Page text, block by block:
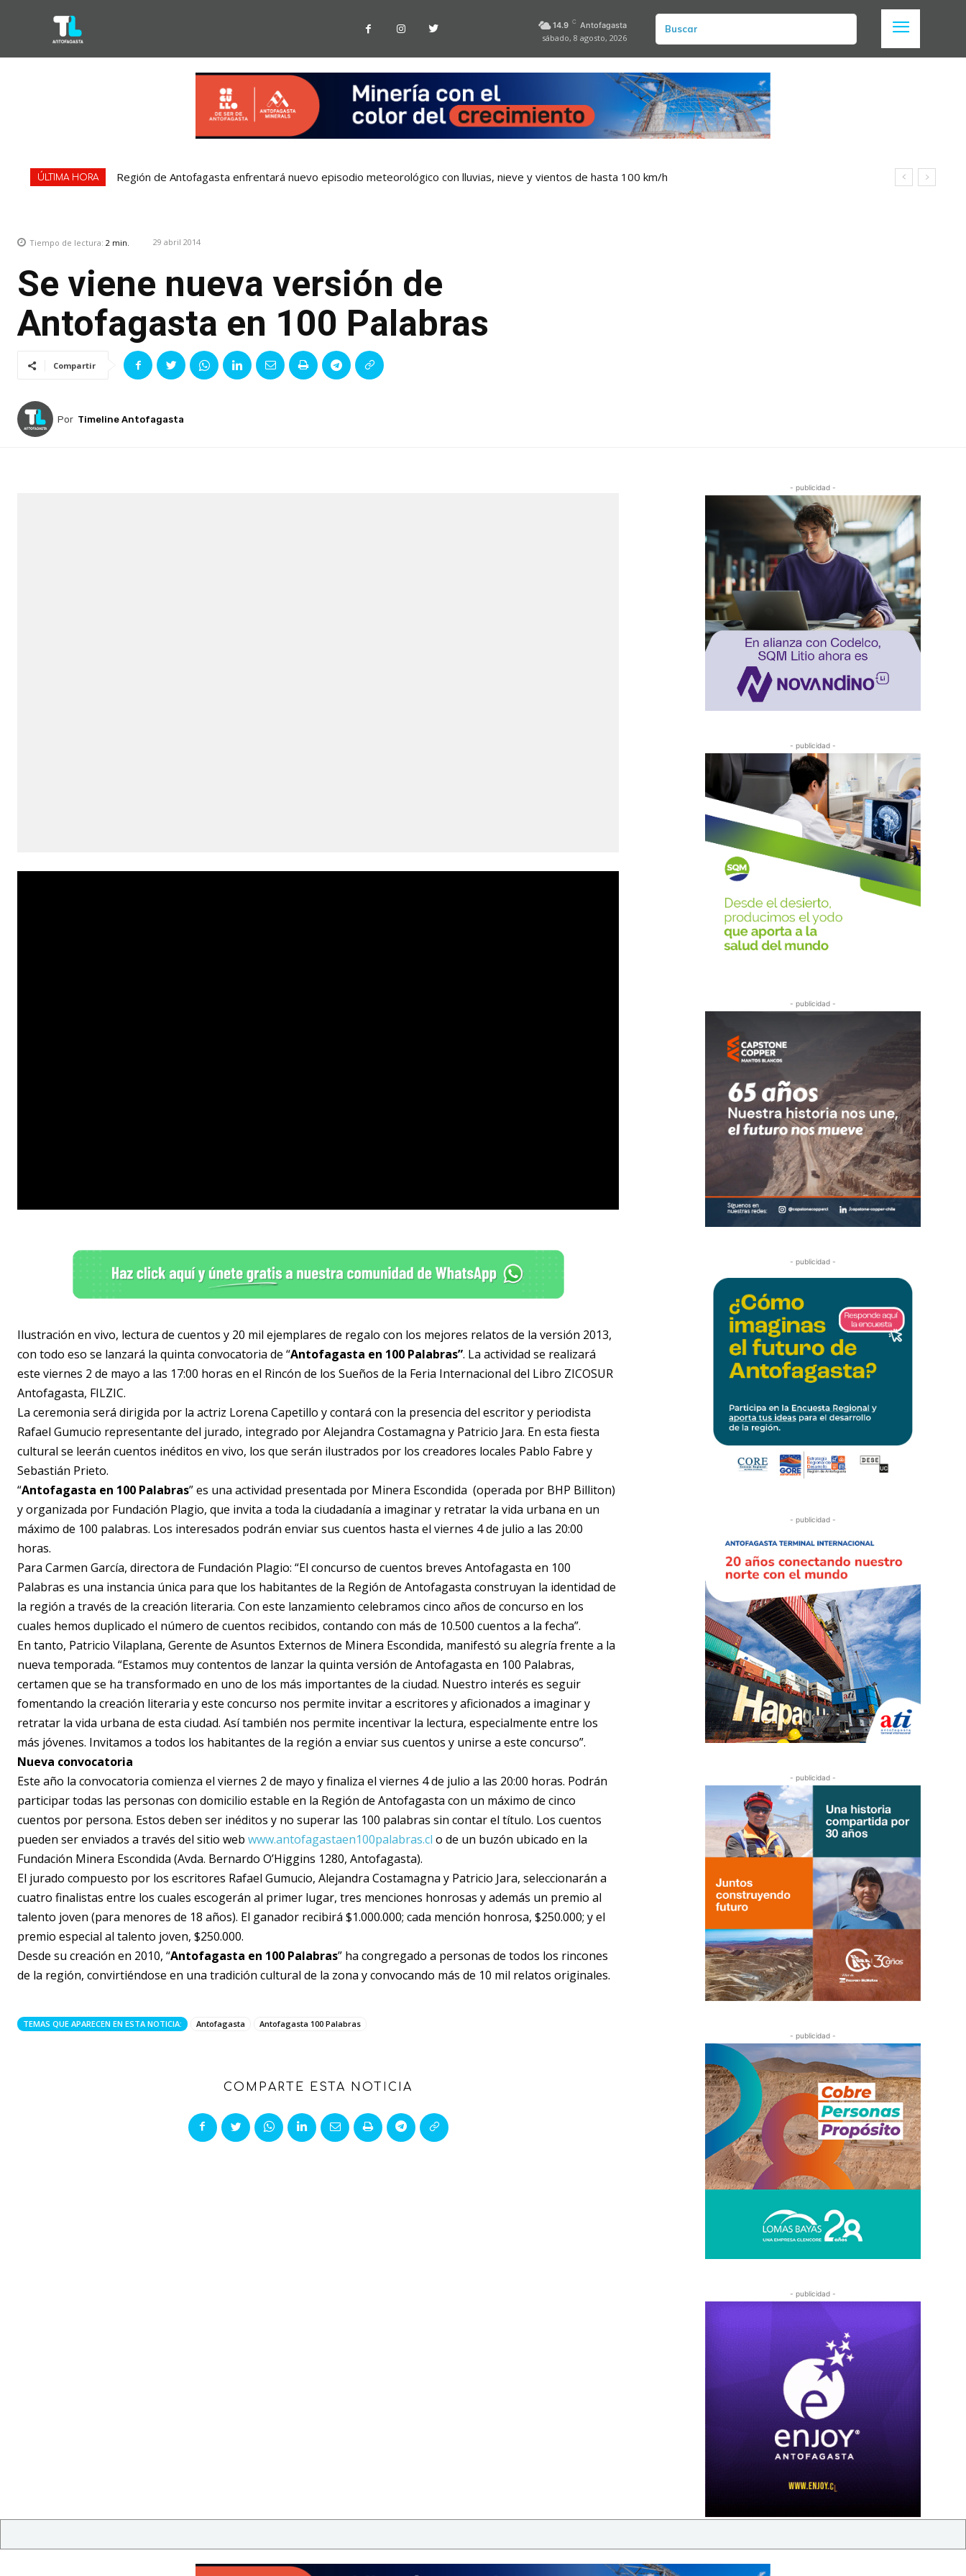
14.9 C Antofagasta
sábado, 8 agosto, 2026
Buscar
ÚLTIMA HORA Región de Antofagasta enfrentará nuevo episodio meteorológico con lluvias, nieve y vientos de hasta 100 km/h
Tiempo de lectura: 2 min. 29 abril 2014
Se viene nueva versión de
Antofagasta en 100 Palabras
Compartir
Por Timeline Antofagasta
Ilustración en vivo, lectura de cuentos y 20 mil ejemplares de regalo con los mejores relatos de la versión 2013,
con todo eso se lanzará la quinta convocatoria de “Antofagasta en 100 Palabras”. La actividad se realizará
este viernes 2 de mayo a las 17:00 horas en el Rincón de los Sueños de la Feria Internacional del Libro ZICOSUR
Antofagasta, FILZIC.
La ceremonia será dirigida por la actriz Lorena Capetillo y contará con la presencia del escritor y periodista
Rafael Gumucio representante del jurado, integrado por Alejandra Costamagna y Patricio Jara. En esta fiesta
cultural se leerán cuentos inéditos en vivo, los que serán ilustrados por los creadores locales Pablo Fabre y
Sebastián Prieto.
“Antofagasta en 100 Palabras” es una actividad presentada por Minera Escondida (operada por BHP Billiton)
y organizada por Fundación Plagio, que invita a toda la ciudadanía a imaginar y retratar la vida urbana en un
máximo de 100 palabras. Los interesados podrán enviar sus cuentos hasta el viernes 4 de julio a las 20:00
horas.
Para Carmen García, directora de Fundación Plagio: “El concurso de cuentos breves Antofagasta en 100
Palabras es una instancia única para que los habitantes de la Región de Antofagasta construyan la identidad de
la región a través de la creación literaria. Con este lanzamiento celebramos cinco años de concurso en los
cuales hemos duplicado el número de cuentos recibidos, contando con más de 10.500 cuentos a la fecha”.
En tanto, Patricio Vilaplana, Gerente de Asuntos Externos de Minera Escondida, manifestó su alegría frente a la
nueva temporada. “Estamos muy contentos de lanzar la quinta versión de Antofagasta en 100 Palabras,
certamen que se ha transformado en uno de los más importantes de la ciudad. Nuestro interés es seguir
fomentando la creación literaria y este concurso nos permite invitar a escritores y aficionados a imaginar y
retratar la vida urbana de esta ciudad. Así también nos permite incentivar la lectura, especialmente entre los
más jóvenes. Invitamos a todos los habitantes de la región a enviar sus cuentos y unirse a este concurso”.
Nueva convocatoria
Este año la convocatoria comienza el viernes 2 de mayo y finaliza el viernes 4 de julio a las 20:00 horas. Podrán
participar todas las personas con domicilio estable en la Región de Antofagasta con un máximo de cinco
cuentos por persona. Estos deben ser inéditos y no superar las 100 palabras sin contar el título. Los cuentos
pueden ser enviados a través del sitio web www.antofagastaen100palabras.cl o de un buzón ubicado en la
Fundación Minera Escondida (Avda. Bernardo O’Higgins 1280, Antofagasta).
El jurado compuesto por los escritores Rafael Gumucio, Alejandra Costamagna y Patricio Jara, seleccionarán a
cuatro finalistas entre los cuales escogerán al primer lugar, tres menciones honrosas y además un premio al
talento joven (para menores de 18 años). El ganador recibirá $1.000.000; cada mención honrosa, $250.000; y el
premio especial al talento joven, $250.000.
Desde su creación en 2010, “Antofagasta en 100 Palabras” ha congregado a personas de todos los rincones
de la región, convirtiéndose en una tradición cultural de la zona y convocando más de 10 mil relatos originales.
TEMAS QUE APARECEN EN ESTA NOTICIA: Antofagasta Antofagasta 100 Palabras
COMPARTE ESTA NOTICIA
- publicidad -
- publicidad -
- publicidad -
- publicidad -
- publicidad -
- publicidad -
- publicidad -
- publicidad -